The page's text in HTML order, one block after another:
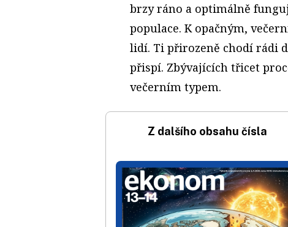
brzy ráno a optimálně
populace. K opačným,
lidí. Ti přirozeně chodí rádi
přispí. Zbývajících třicet
večerním typem.
Z dalšího obsahu čísla